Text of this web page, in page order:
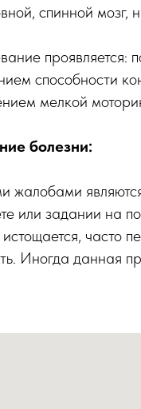
спинной
проявляется:
способности
мелкой
болезни:
жалобами
или задании на
часто
Иногда данная